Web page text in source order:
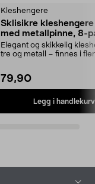
Kleshengere
Sklisikre
med metallpinne, 8-
Elegant og skikkelig
tre og metall – finnes i
79,90
Legg i handlekurv